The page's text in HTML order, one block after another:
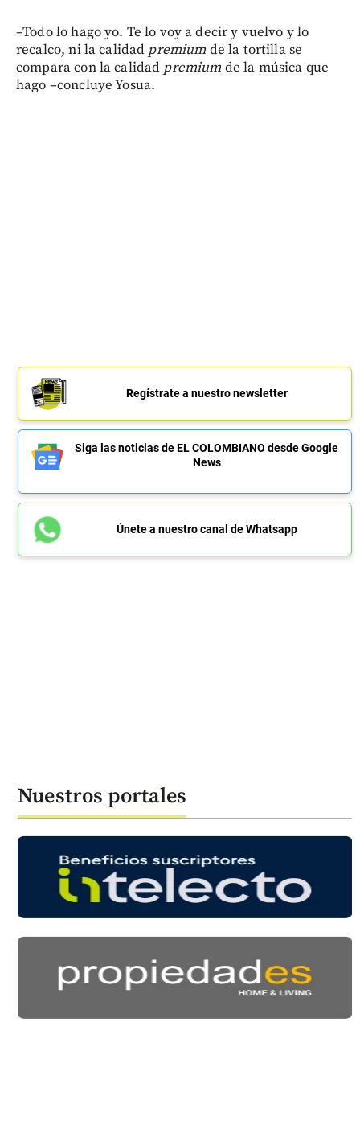
–Todo lo hago yo. Te lo voy a decir y vuelvo y lo
recalco, ni la calidad premium de la tortilla se
compara con la calidad premium de la música que
hago –concluye Yosua.
Regístrate a nuestro newsletter
Siga las noticias de EL COLOMBIANO desde Google
News
Únete a nuestro canal de Whatsapp
Nuestros portales